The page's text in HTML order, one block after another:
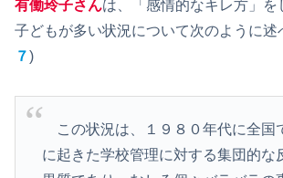
有働玲子さんは、「感情的なキレ方」を
子どもが多い状況について次のように述
７)
この状況は、１９８０年代に全国
に起きた学校管理に対する集団的な